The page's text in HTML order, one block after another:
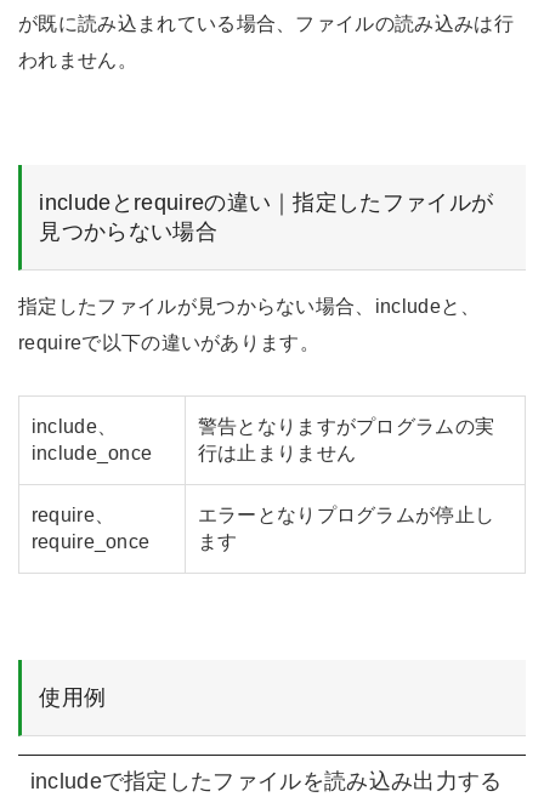
が既に読み込まれている場合、ファイルの読み込みは行
われません。
includeとrequireの違い｜指定したファイルが
見つからない場合
指定したファイルが見つからない場合、includeと、
requireで以下の違いがあります。
include、
include_once
警告となりますがプログラムの実
行は止まりません
require、
require_once
エラーとなりプログラムが停止し
ます
使用例
includeで指定したファイルを読み込み出力する